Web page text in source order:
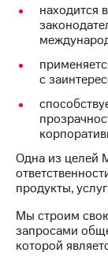
Новости
в
и акционерам
находится
с
Одна из целей
продукты,
Мы строим
запросами
которой